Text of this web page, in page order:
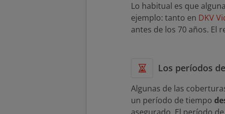
Lo habitual es que
ejemplo: tanto en DKV
antes de los 70 años. El
Los períodos
Algunas de las
un período de tiempo